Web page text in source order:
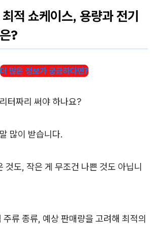
적 쇼케이스, 용량과 전기
?
더 많은 정보가 궁금하다면?
터짜리 써야 하나요?
많이 받습니다.
것도, 작은 게 무조건 나쁜 것도 아닙니
주류 종류, 예상 판매량을 고려해 최적의